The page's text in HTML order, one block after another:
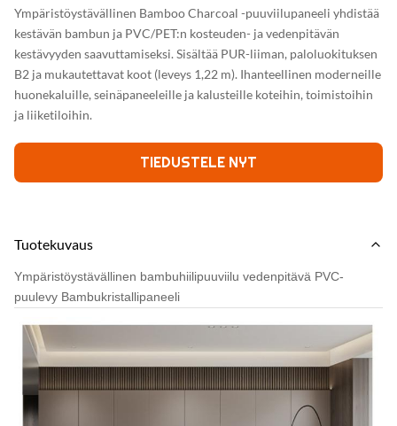
Ympäristöystävällinen Bamboo Charcoal -puuviilupaneeli yhdistää
kestävän bambun ja PVC/PET:n kosteuden- ja vedenpitävän
kestävyyden saavuttamiseksi. Sisältää PUR-liiman, paloluokituksen
B2 ja mukautettavat koot (leveys 1,22 m). Ihanteellinen moderneille
huonekaluille, seinäpaneeleille ja kalusteille koteihin, toimistoihin
ja liiketiloihin.
TIEDUSTELE NYT
Tuotekuvaus
Ympäristöystävällinen bambuhiilipuuviilu vedenpitävä PVC-
puulevy Bambukristallipaneeli